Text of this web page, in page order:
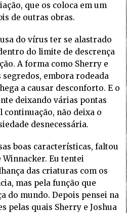
que os coloca em um
de outras obras.
do vírus ter se alastrado
do limite de descrença
A forma como Sherry e
segredos, embora rodeada
a causar desconforto. E o
deixando várias pontas
continuação, não deixa o
desnecessária.
boas características, faltou
Winnacker. Eu tentei
das criaturas com os
mas pela função que
do mundo. Depois pensei na
pelas quais Sherry e Joshua